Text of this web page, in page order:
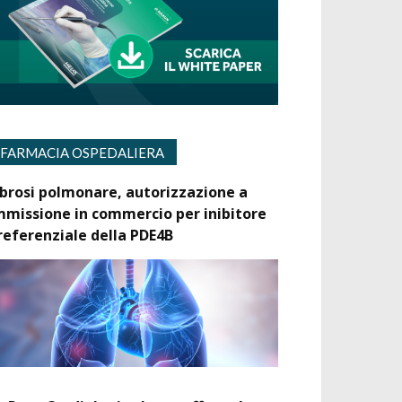
FARMACIA OSPEDALIERA
polmonare, autorizzazione a
in commercio per inibitore
della PDE4B